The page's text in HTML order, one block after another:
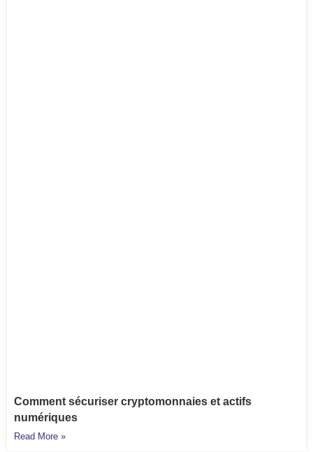
Comment sécuriser cryptomonnaies et actifs
numériques
Read More »